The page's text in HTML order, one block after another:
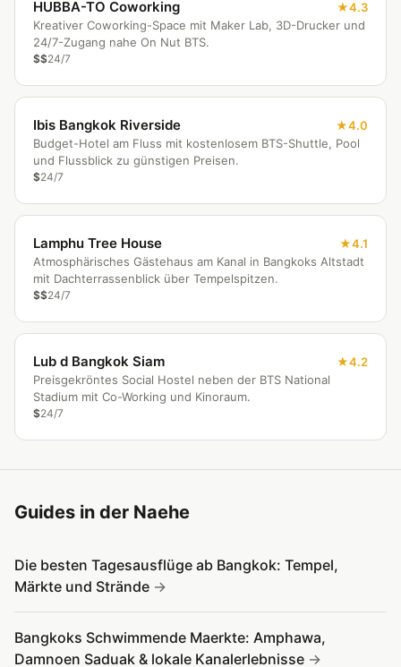
HUBBA-TO Coworking
4.3
Kreativer Coworking-Space mit Maker Lab, 3D-Drucker und
24/7-Zugang nahe On Nut BTS.
$$24/7
Ibis Bangkok Riverside
4.0
Budget-Hotel am Fluss mit kostenlosem BTS-Shuttle, Pool
und Flussblick zu günstigen Preisen.
$24/7
Lamphu Tree House
4.1
Atmosphärisches Gästehaus am Kanal in Bangkoks Altstadt
mit Dachterrassenblick über Tempelspitzen.
$$24/7
Lub d Bangkok Siam
4.2
Preisgekröntes Social Hostel neben der BTS National
Stadium mit Co-Working und Kinoraum.
$24/7
Guides in der Naehe
Die besten Tagesausflüge ab Bangkok: Tempel,
Märkte und Strände
Bangkoks Schwimmende Maerkte: Amphawa,
Damnoen Saduak & lokale Kanalerlebnisse